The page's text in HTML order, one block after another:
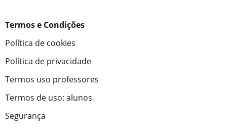
Termos e Condições
Política de cookies
Política de privacidade
Termos uso professores
Termos de uso: alunos
Segurança